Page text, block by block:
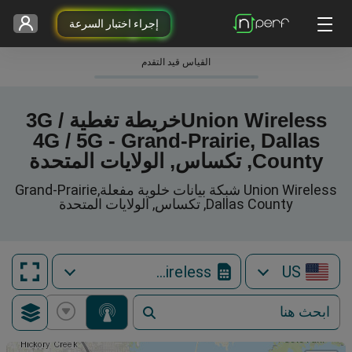
إجراء اختبار السرعة
القياس قيد التقدم
Union Wirelessخريطة تغطية 3G /
4G / 5G - Grand-Prairie, Dallas
County, تكساس, الولايات المتحدة
Union Wireless شبكة بيانات خلوية مفعلةGrand-Prairie,
Dallas County, تكساس, الولايات المتحدة
US
Union Wireless